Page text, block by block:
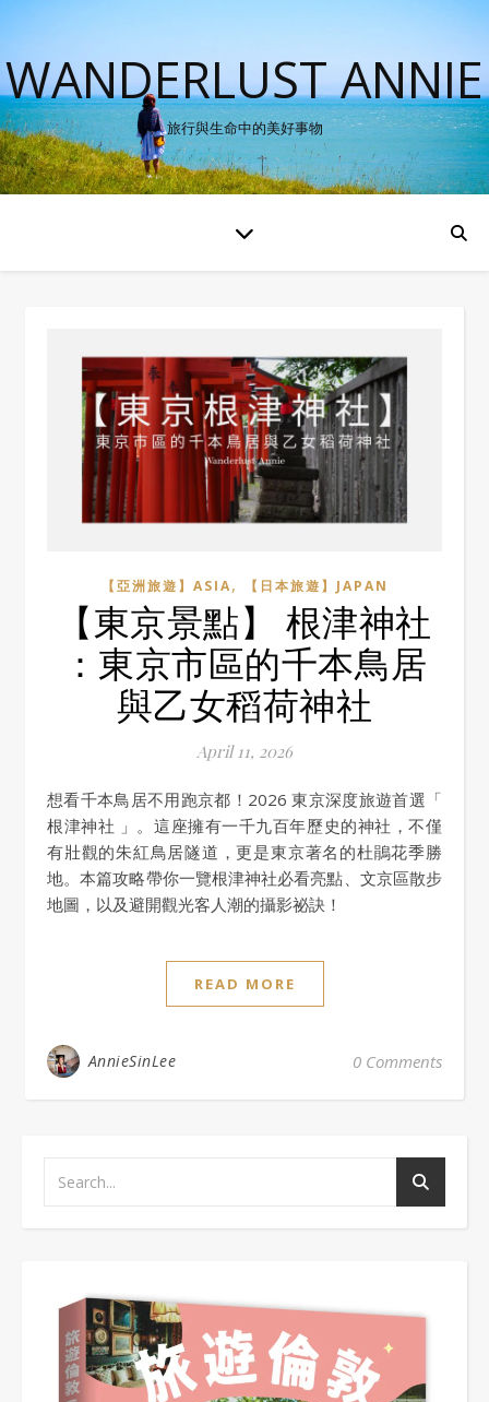
WANDERLUST ANNIE
旅行與生命中的美好事物
【亞洲旅遊】ASIA, 【日本旅遊】JAPAN
【東京景點】 根津神社
：東京市區的千本鳥居
與乙女稻荷神社
April 11, 2026
想看千本鳥居不用跑京都！2026 東京深度旅遊首選「
根津神社 」。這座擁有一千九百年歷史的神社，不僅
有壯觀的朱紅鳥居隧道，更是東京著名的杜鵑花季勝
地。本篇攻略帶你一覽根津神社必看亮點、文京區散步
地圖，以及避開觀光客人潮的攝影祕訣！
READ MORE
AnnieSinLee 0 Comments